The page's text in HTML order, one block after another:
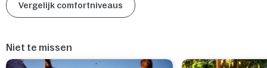
Vergelijk comfortniveaus
Niet te missen